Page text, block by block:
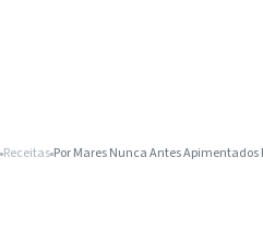
Receitas Por Mares Nunca Antes